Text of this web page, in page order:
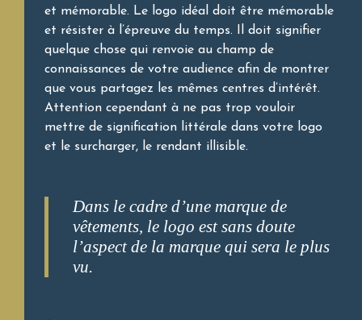
et mémorable. Le logo idéal doit être mémorable
et résister à l’épreuve du temps. Il doit signifier
quelque chose qui renvoie au champ de
connaissances de votre audience afin de montrer
que vous partagez les mêmes centres d’intérêt.
Attention cependant à ne pas trop vouloir
mettre de signification littérale dans votre logo
et le surcharger, le rendant illisible.
Dans le cadre d’une marque de
vêtements, le logo est sans doute
l’aspect de la marque qui sera le plus
vu.